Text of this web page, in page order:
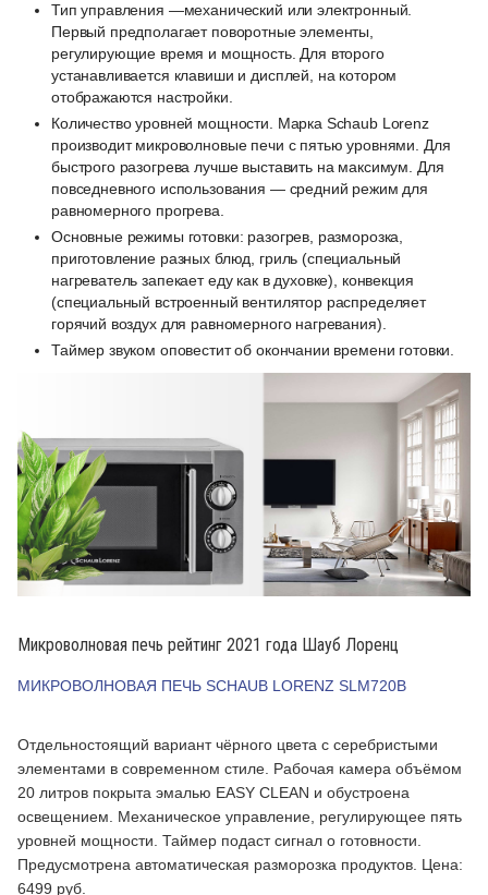
Тип управления —механический или электронный.
Первый предполагает поворотные элементы,
регулирующие время и мощность. Для второго
устанавливается клавиши и дисплей, на котором
отображаются настройки.
Количество уровней мощности. Марка Schaub Lorenz
производит микроволновые печи с пятью уровнями. Для
быстрого разогрева лучше выставить на максимум. Для
повседневного использования — средний режим для
равномерного прогрева.
Основные режимы готовки: разогрев, разморозка,
приготовление разных блюд, гриль (специальный
нагреватель запекает еду как в духовке), конвекция
(специальный встроенный вентилятор распределяет
горячий воздух для равномерного нагревания).
Таймер звуком оповестит об окончании времени готовки.
Микроволновая печь рейтинг 2021 года Шауб Лоренц
МИКРОВОЛНОВАЯ ПЕЧЬ SCHAUB LORENZ SLM720B
Отдельностоящий вариант чёрного цвета с серебристыми
элементами в современном стиле. Рабочая камера объёмом
20 литров покрыта эмалью EASY CLEAN и обустроена
освещением. Механическое управление, регулирующее пять
уровней мощности. Таймер подаст сигнал о готовности.
Предусмотрена автоматическая разморозка продуктов. Цена:
6499 руб.